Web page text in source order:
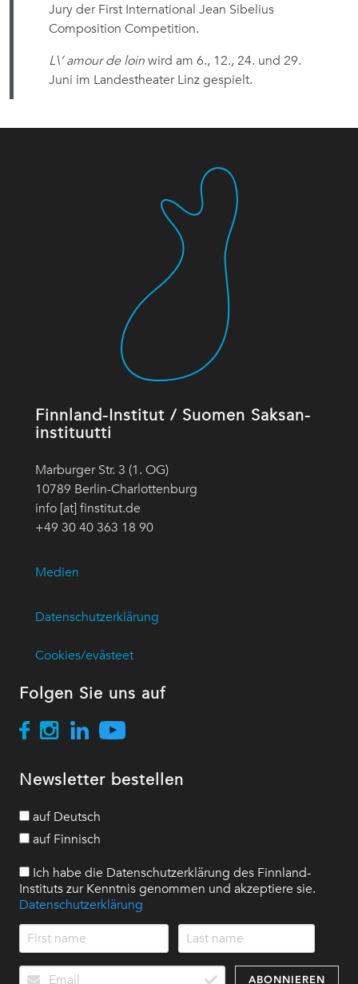
Jury der First International Jean Sibelius
Composition Competition.
L\‘ amour de loin wird am 6., 12., 24. und 29.
Juni im Landestheater Linz gespielt.
Finnland-Institut / Suomen Saksan-
instituutti
Marburger Str. 3 (1. OG)
10789 Berlin-Charlottenburg
info [at] finstitut.de
+49 30 40 363 18 90
Medien
Datenschutzerklärung
Cookies/evästeet
Folgen Sie uns auf
Newsletter bestellen
auf Deutsch
auf Finnisch
Ich habe die Datenschutzerklärung des Finnland-
Instituts zur Kenntnis genommen und akzeptiere sie.
Datenschutzerklärung
ABONNIEREN